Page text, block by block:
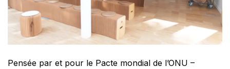
Pensée par et pour le Pacte mondial de l’ONU –